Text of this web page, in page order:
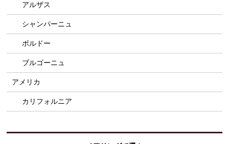
アルザス
シャンパーニュ
ボルドー
ブルゴーニュ
アメリカ
カリフォルニア